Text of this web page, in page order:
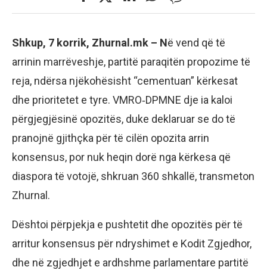
Shkup, 7 korrik, Zhurnal.mk – Në vend që të
arrinin marrëveshje, partitë paraqitën propozime të
reja, ndërsa njëkohësisht “cementuan” kërkesat
dhe prioritetet e tyre. VMRO‑DPMNE dje ia kaloi
përgjegjësinë opozitës, duke deklaruar se do të
pranojnë gjithçka për të cilën opozita arrin
konsensus, por nuk heqin dorë nga kërkesa që
diaspora të votojë, shkruan 360 shkallë, transmeton
Zhurnal.
Dështoi përpjekja e pushtetit dhe opozitës për të
arritur konsensus për ndryshimet e Kodit Zgjedhor,
dhe në zgjedhjet e ardhshme parlamentare partitë